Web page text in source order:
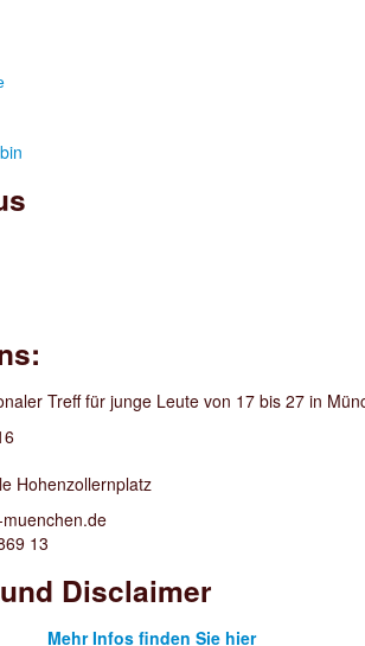
Treff für junge Leute von 17 bis 27 in
Hohenzollernplatz
13
Disclaimer
Mehr Infos finden Sie hier